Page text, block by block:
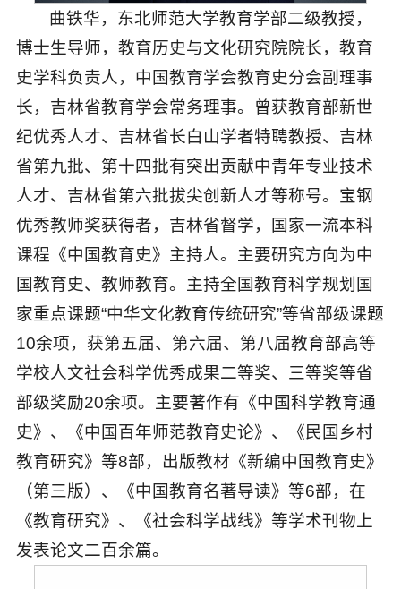
曲铁华，东北师范大学教育学部二级教授，
博士生导师，教育历史与文化研究院院长，教育
史学科负责人，中国教育学会教育史分会副理事
长，吉林省教育学会常务理事。曾获教育部新世
纪优秀人才、吉林省长白山学者特聘教授、吉林
省第九批、第十四批有突出贡献中青年专业技术
人才、吉林省第六批拔尖创新人才等称号。宝钢
优秀教师奖获得者，吉林省督学，国家一流本科
课程《中国教育史》主持人。主要研究方向为中
国教育史、教师教育。主持全国教育科学规划国
家重点课题“中华文化教育传统研究”等省部级课题
10余项，获第五届、第六届、第八届教育部高等
学校人文社会科学优秀成果二等奖、三等奖等省
部级奖励20余项。主要著作有《中国科学教育通
史》、《中国百年师范教育史论》、《民国乡村
教育研究》等8部，出版教材《新编中国教育史》
（第三版）、《中国教育名著导读》等6部，在
《教育研究》、《社会科学战线》等学术刊物上
发表论文二百余篇。